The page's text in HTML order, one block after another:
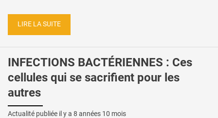
LIRE LA SUITE
INFECTIONS BACTÉRIENNES : Ces
cellules qui se sacrifient pour les
autres
Actualité publiée il y a 8 années 10 mois